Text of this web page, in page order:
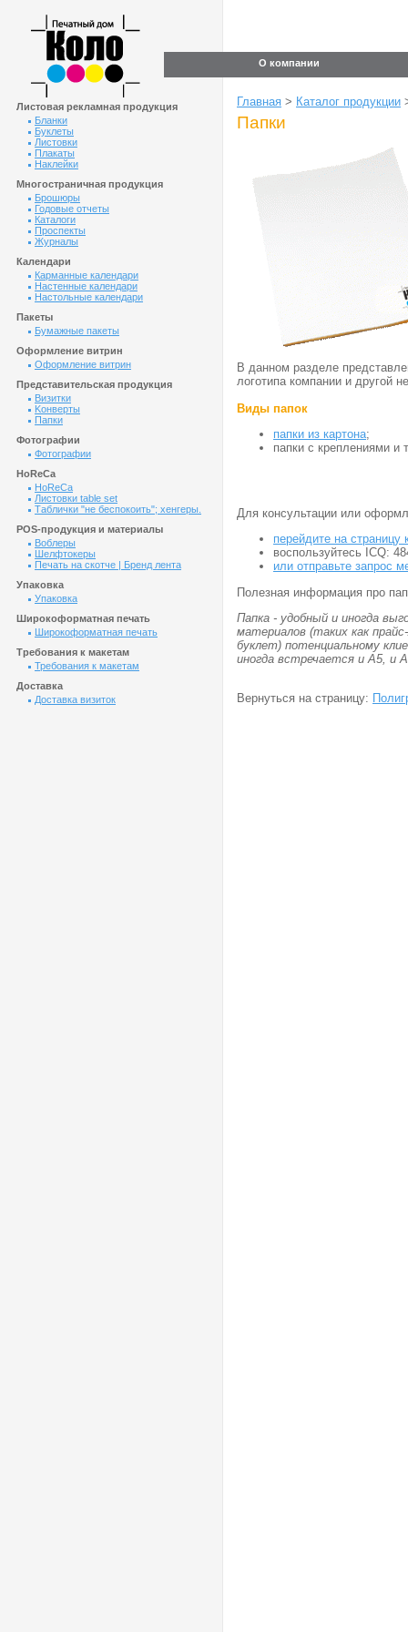
О компании
Листовая рекламная продукция
Бланки
Буклеты
Листовки
Плакаты
Наклейки
Многостраничная продукция
Брошюры
Годовые отчеты
Каталоги
Проспекты
Журналы
Календари
Карманные календари
Настенные календари
Настольные календари
Пакеты
Бумажные пакеты
Оформление витрин
Оформление витрин
Представительская продукция
Визитки
Kонверты
Папки
Фотографии
Фотографии
HoReCa
HoReCa
Листовки table set
Таблички "не беспокоить"; хенгеры.
POS-продукция и материалы
Воблеры
Шелфтокеры
Печать на скотче | Бренд лента
Упаковка
Упаковка
Широкоформатная печать
Широкоформатная печать
Требования к макетам
Требования к макетам
Доставка
Доставка визиток
Главная > Каталог продукции
Папки
В данном разделе
логотипа компании и другой
Виды папок
папки из картона;
папки с креплениями и
Для консультации или
перейдите на страницу
воспользуйтесь ICQ:
или отправьте запрос
Полезная информация про
Папка - удобный и иногда
материалов (таких как
буклет) потенциальному
иногда встречается и А5, и
Вернуться на страницу: